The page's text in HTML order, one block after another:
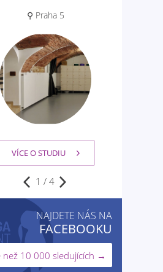
⚲ Poděbrady
VÍCE O STUDIU
2 / 4
NAJDETE NÁS NA
FACEBOOKU
než 10 000 sledujících →